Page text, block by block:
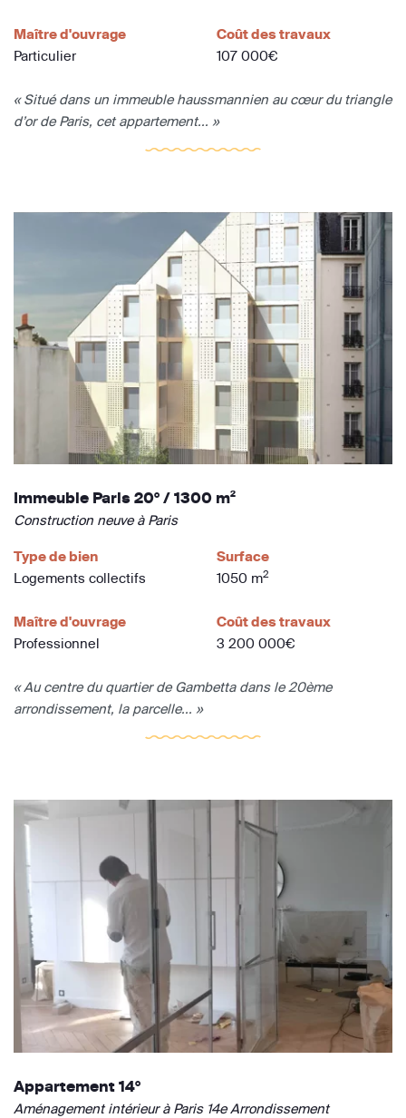
Maître d'ouvrage
Particulier
Coût des travaux
107 000€
« Situé dans un immeuble haussmannien au cœur du triangle
d’or de Paris, cet appartement... »
Immeuble Paris 20° / 1300 m²
Construction neuve à Paris
Type de bien
Logements collectifs
Surface
1050 m2
Maître d'ouvrage
Professionnel
Coût des travaux
3 200 000€
« Au centre du quartier de Gambetta dans le 20ème
arrondissement, la parcelle... »
Appartement 14°
Aménagement intérieur à Paris 14e Arrondissement